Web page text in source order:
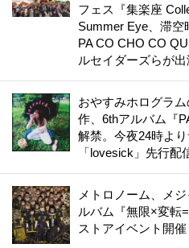
フェス『集楽座
Summer Eye、滞空
PA CO CHO CO
ルセイダーズらが出
おやすみホログラ
作、6thアルバム『
解禁。今夜24時よ
「lovesick」先行配
メトロノーム、メ
ルバム『無限×変転
ストアイベント開催